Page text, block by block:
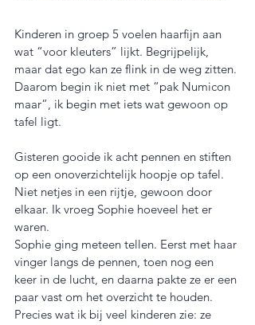
Kinderen in groep 5 voelen haarfijn aan
wat “voor kleuters” lijkt. Begrijpelijk,
maar dat ego kan ze flink in de weg zitten.
Daarom begin ik niet met “pak Numicon
maar”, ik begin met iets wat gewoon op
tafel ligt.
Gisteren gooide ik acht pennen en stiften
op een onoverzichtelijk hoopje op tafel.
Niet netjes in een rijtje, gewoon door
elkaar. Ik vroeg Sophie hoeveel het er
waren.
Sophie ging meteen tellen. Eerst met haar
vinger langs de pennen, toen nog een
keer in de lucht, en daarna pakte ze er een
paar vast om het overzicht te houden.
Precies wat ik bij veel kinderen zie: ze